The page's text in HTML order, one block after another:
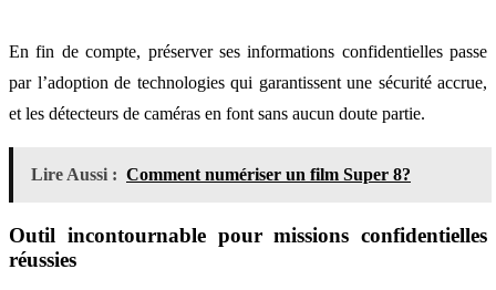
En fin de compte, préserver ses informations confidentielles passe
par l’adoption de technologies qui garantissent une sécurité accrue,
et les détecteurs de caméras en font sans aucun doute partie.
Lire Aussi : Comment numériser un film Super 8?
Outil incontournable pour missions confidentielles
réussies